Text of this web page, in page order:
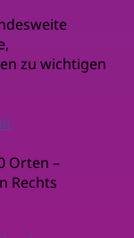
zu wichtigen
Orten –
Rechts